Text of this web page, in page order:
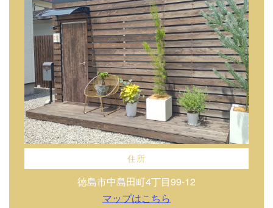
住所
徳島市中島田町4丁目99-12
マップはこちら